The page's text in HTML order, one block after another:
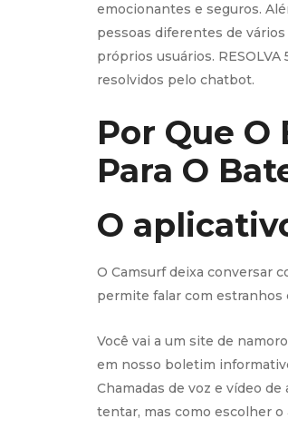
emocionantes e seguros.
pessoas diferentes de
próprios usuários.
resolvidos pelo chatbot.
Por Que
Para O
O
O Camsurf deixa conversar
permite falar com
Você vai a um site de
em nosso boletim
Chamadas de voz e vídeo
tentar, mas como escolher